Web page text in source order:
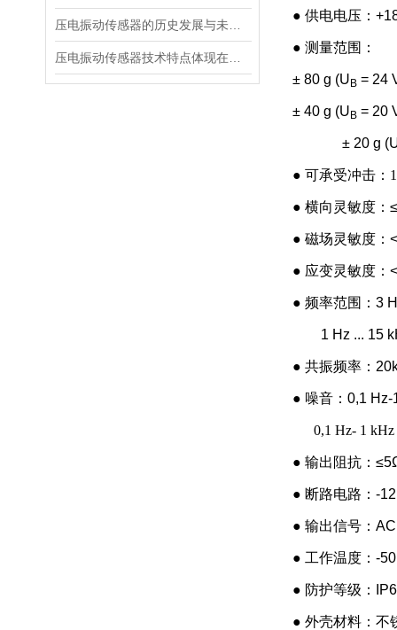
● 供电电压：
● 测量范围：
± 80 g (U B = 24
± 40 g (U B = 20
± 20 g
● 可承受冲击：
● 横向灵敏度：
● 磁场灵敏度：
● 应变灵敏度：
● 频率范围：3
1 Hz ... 15
● 共振频率：
● 噪音：0,1
0,1 Hz- 1 kHz
● 输出阻抗：
● 断路电路：-
● 输出信号：
● 工作温度：-
● 防护等级：
● 外壳材料：不